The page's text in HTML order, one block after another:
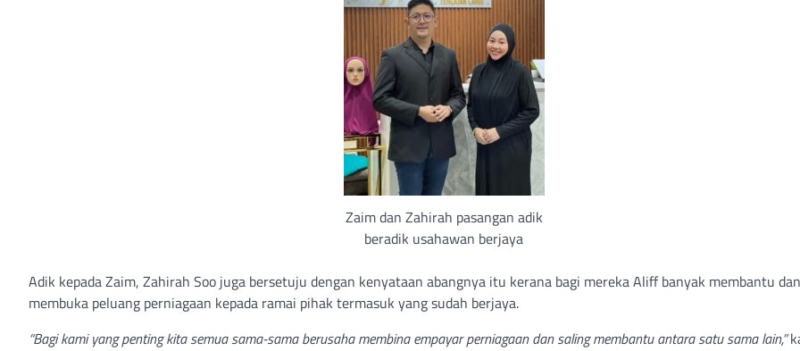
Zaim dan Zahirah pasangan adik
beradik usahawan berjaya
Adik kepada Zaim, Zahirah Soo juga bersetuju dengan kenyataan abangnya itu kerana bagi mereka Aliff banyak membantu dan
membuka peluang perniagaan kepada ramai pihak termasuk yang sudah berjaya.
“Bagi kami yang penting kita semua sama-sama berusaha membina empayar perniagaan dan saling membantu antara satu sama lain,”